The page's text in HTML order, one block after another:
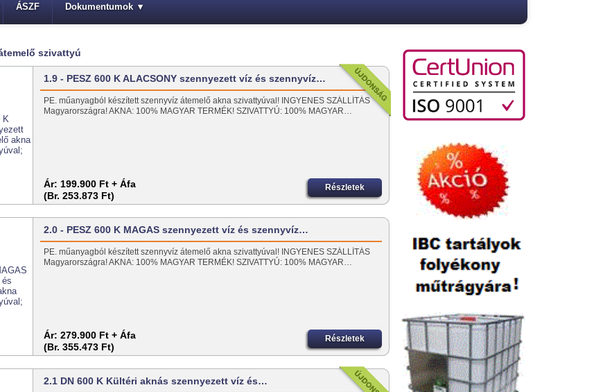
ÁSZF Dokumentumok ▾
szivattyú
1.9 - PESZ 600 K ALACSONY szennyezett víz és szennyvíz…
PE. műanyagból készített szennyvíz átemelő akna szivattyúval! INGYENES SZÁLLÍTÁS
Magyarországra! AKNA: 100% MAGYAR TERMÉK! SZIVATTYÚ: 100% MAGYAR…
Ár: 199.900 Ft + Áfa
(Br. 253.873 Ft)
Részletek
2.0 - PESZ 600 K MAGAS szennyezett víz és szennyvíz…
PE. műanyagból készített szennyvíz átemelő akna szivattyúval! INGYENES SZÁLLÍTÁS
Magyarországra! AKNA: 100% MAGYAR TERMÉK! SZIVATTYÚ: 100% MAGYAR…
Ár: 279.900 Ft + Áfa
(Br. 355.473 Ft)
Részletek
2.1 DN 600 K Kültéri aknás szennyezett víz és…